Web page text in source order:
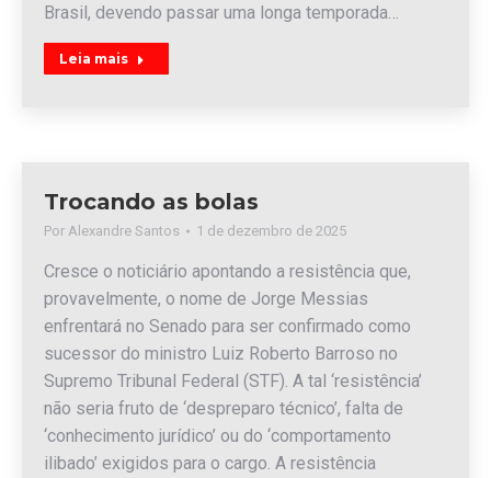
Brasil, devendo passar uma longa temporada…
Leia mais
Trocando as bolas
Por Alexandre Santos 1 de dezembro de 2025
Cresce o noticiário apontando a resistência que,
provavelmente, o nome de Jorge Messias
enfrentará no Senado para ser confirmado como
sucessor do ministro Luiz Roberto Barroso no
Supremo Tribunal Federal (STF). A tal ‘resistência’
não seria fruto de ‘despreparo técnico’, falta de
‘conhecimento jurídico’ ou do ‘comportamento
ilibado’ exigidos para o cargo. A resistência